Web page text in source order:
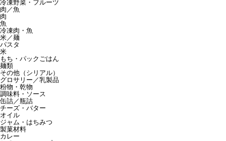
冷凍野菜・フルーツ
肉／魚
肉
魚
冷凍肉・魚
米／麺
パスタ
米
もち・パックごはん
麺類
その他（シリアル）
グロサリー／乳製品
粉物・乾物
調味料・ソース
缶詰／瓶詰
チーズ・バター
オイル
ジャム・はちみつ
製菓材料
カレー